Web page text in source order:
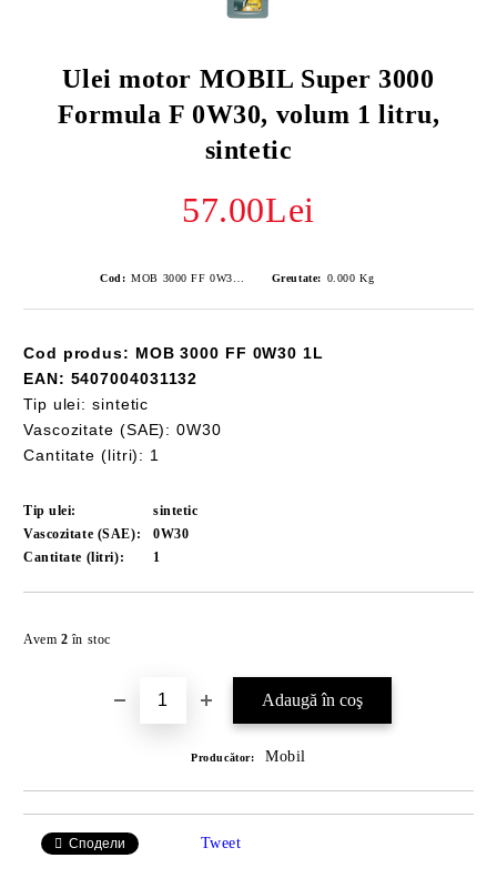
Ulei motor MOBIL Super 3000
Formula F 0W30, volum 1 litru,
sintetic
57.00Lei
Cod: Greutate: 0.000 Kg
Cod produs: MOB 3000 FF 0W30 1L
EAN: 5407004031132
Tip ulei: sintetic
Vascozitate (SAE): 0W30
Cantitate (litri): 1
Tip ulei:
sintetic
Vascozitate (SAE):
0W30
Cantitate (litri):
1
Avem 2 în stoc
Producător: Mobil
Сподели Tweet